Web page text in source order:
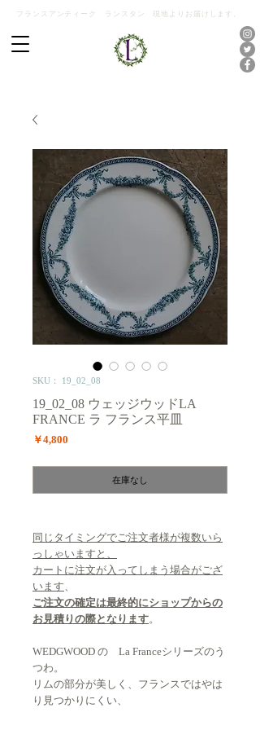
フランスアンティーク ランスタン 現地よりお届けします。
SKU： 19_02_08
19_02_08 ウェッジウッドLA
FRANCE ラ フランス平皿
￥4,800
在庫なし
同じタイミングでご注文者様が複数いら
っしゃいますと、
カートに注文が入ってしまう場合がござ
います、
ご注文の確定は最終的にショップからの
お見積りの際となります。
WEDGWOOD の La Franceシリーズのう
つわ。
リムの部分が美しく、フランスではやは
り見つかりにくい、